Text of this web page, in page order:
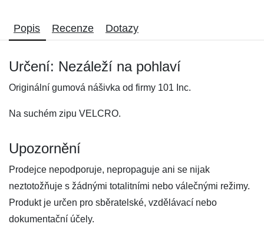
Popis Recenze Dotazy
Určení: Nezáleží na pohlaví
Originální gumová nášivka od firmy 101 Inc.
Na suchém zipu VELCRO.
Upozornění
Prodejce nepodporuje, nepropaguje ani se nijak
neztotožňuje s žádnými totalitními nebo válečnými režimy.
Produkt je určen pro sběratelské, vzdělávací nebo
dokumentační účely.